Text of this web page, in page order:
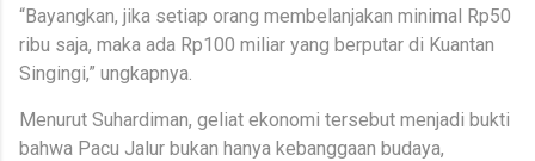
“Bayangkan, jika setiap orang membelanjakan minimal Rp50
ribu saja, maka ada Rp100 miliar yang berputar di Kuantan
Singingi,” ungkapnya.
Menurut Suhardiman, geliat ekonomi tersebut menjadi bukti
bahwa Pacu Jalur bukan hanya kebanggaan budaya,